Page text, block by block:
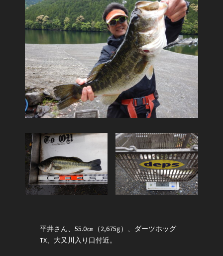
平井さん、55.0㎝（2,675g）、ダーツホッグ
TX、大又川入り口付近。